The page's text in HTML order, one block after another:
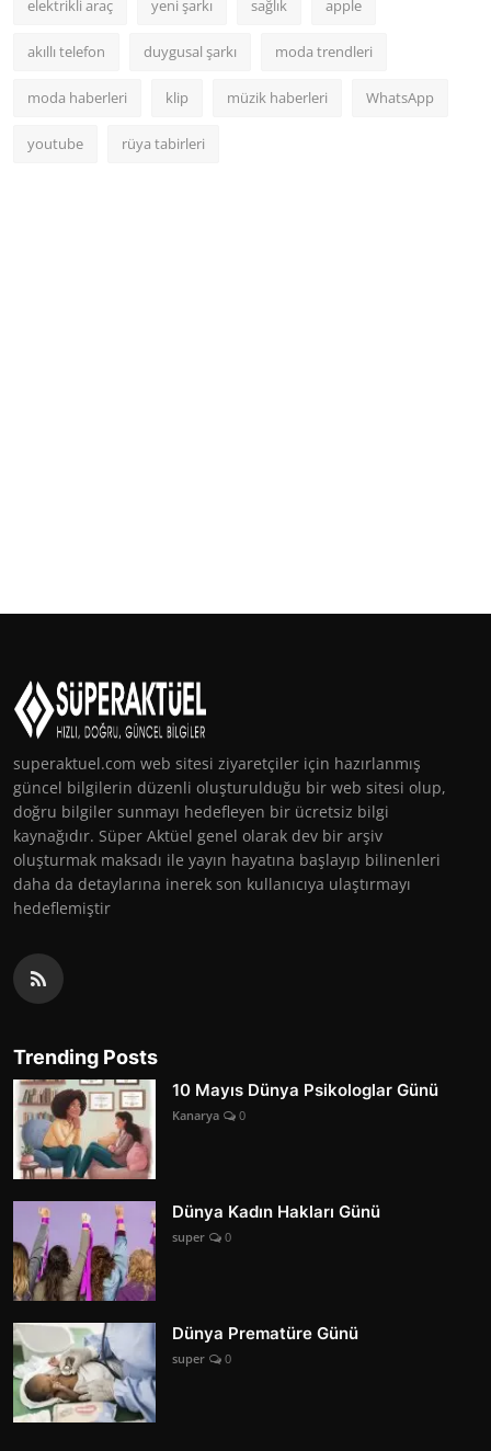
elektrikli araç yeni şarkı sağlık apple
akıllı telefon duygusal şarkı moda trendleri
moda haberleri klip müzik haberleri WhatsApp
youtube rüya tabirleri
superaktuel.com web sitesi ziyaretçiler için hazırlanmış
güncel bilgilerin düzenli oluşturulduğu bir web sitesi olup,
doğru bilgiler sunmayı hedefleyen bir ücretsiz bilgi
kaynağıdır. Süper Aktüel genel olarak dev bir arşiv
oluşturmak maksadı ile yayın hayatına başlayıp bilinenleri
daha da detaylarına inerek son kullanıcıya ulaştırmayı
hedeflemiştir
Trending Posts
10 Mayıs Dünya Psikologlar Günü
Kanarya 0
Dünya Kadın Hakları Günü
super 0
Dünya Prematüre Günü
super 0